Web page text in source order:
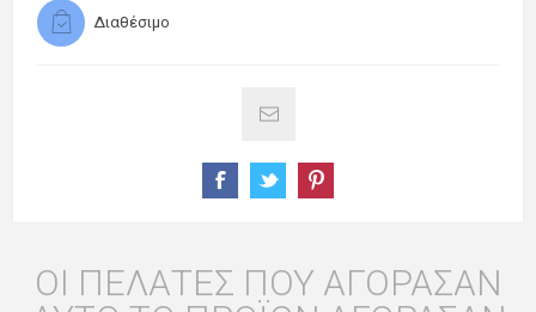
Διαθέσιμο
ΟΙ ΠΕΛΆΤΕΣ ΠΟΥ ΑΓΌΡΑΣΑΝ